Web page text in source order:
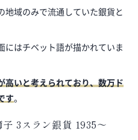
地域のみで流通していた銀貨と
にはチベット語が描かれていま
高いと考えられており、数万ド
す。
3スラン銀貨 1935～